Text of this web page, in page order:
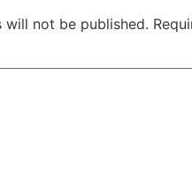
will not be published.